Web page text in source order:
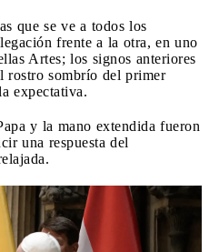
que se ve a todos los
frente a la otra, en uno
Artes; los signos anteriores
rostro sombrío del primer
expectativa.
y la mano extendida fueron
una respuesta del